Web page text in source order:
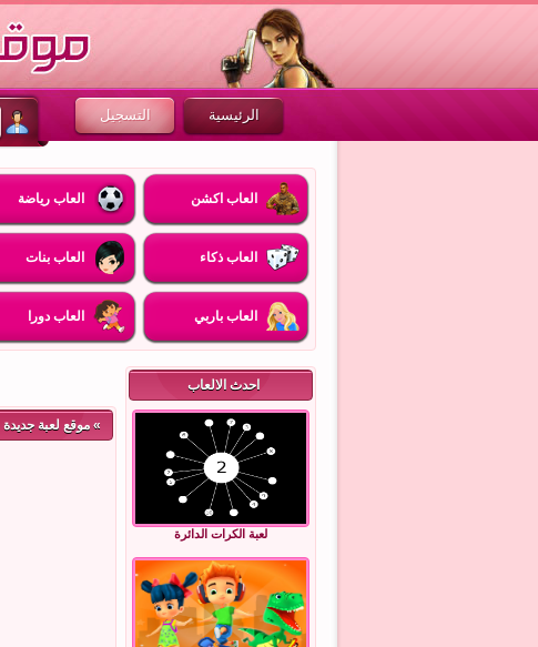
الرئيسية التسجيل
العاب اكشن العاب رياضة
العاب ذكاء العاب بنات
العاب باربي العاب دورا
احدث الالعاب
لعبة الكرات الدائرة
» موقع لعبة جديدة